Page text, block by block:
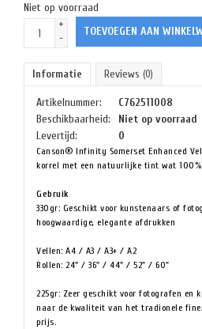
Niet op voorraad
+
-
TOEVOEGEN AAN
Informatie Reviews (0)
Artikelnummer:
C762511008
Beschikbaarheid:
Niet op voorraad
Levertijd:
0
Canson® Infinity Somerset Enhanced
korrel met een natuurlijke tint wat
Gebruik
330gr: Geschikt voor kunstenaars of
hoogwaardige, elegante afdrukken
Vellen: A4 / A3 / A3+ / A2
Rollen: 24" / 36" / 44" / 52" / 60"
225gr: Zeer geschikt voor fotografen en
naar de kwaliteit van het tradionele
prijs.